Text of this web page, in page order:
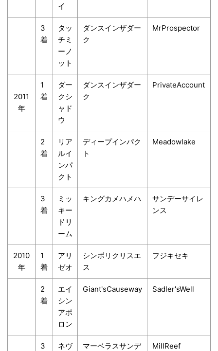
イ
3
着
タッ
チミ
ーノ
ット
ダンスインザダー
ク
MrProspector
2011
年
1
着
ダー
クシ
ャド
ウ
ダンスインザダー
ク
PrivateAccount
2
着
リア
ルイ
ンパ
クト
ディープインパク
ト
Meadowlake
3
着
ミッ
キー
ドリ
ーム
キングカメハメハ
サンデーサイレ
ンス
2010
年
1
着
アリ
ゼオ
シンボリクリスエ
ス
フジキセキ
2
着
エイ
シン
アポ
ロン
Giant'sCauseway Sadler'sWell
3
ネヴ
マーベラスサンデ
MillReef